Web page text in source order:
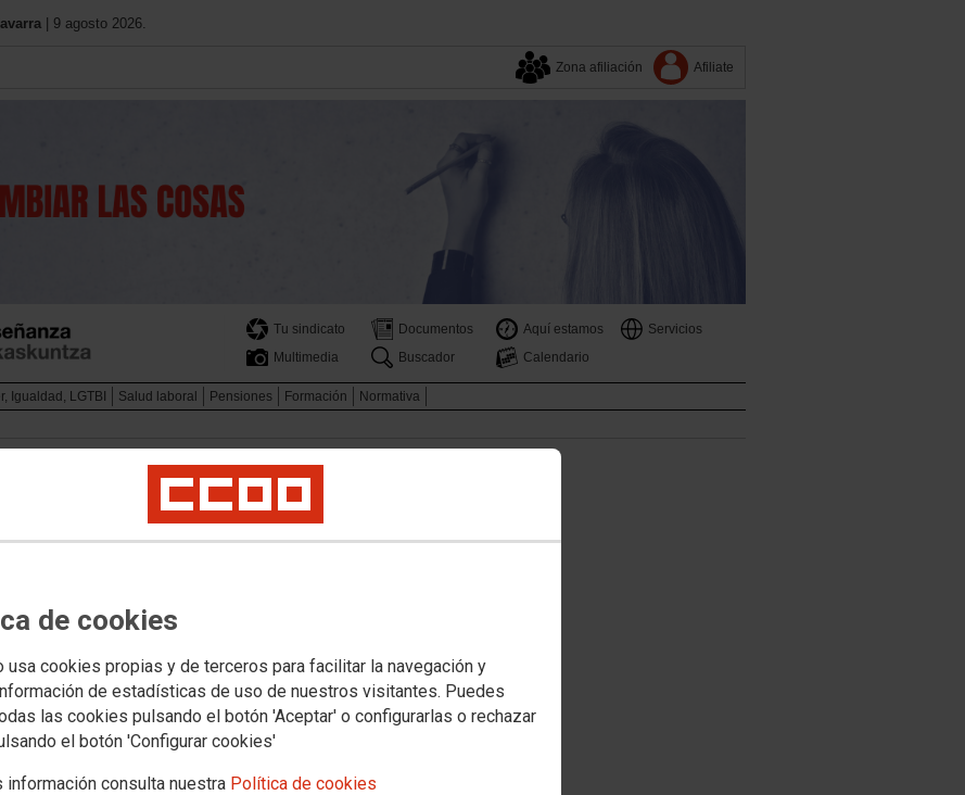
de cookies
usa cookies propias y de terceros para facilitar la navegación y
de estadísticas de uso de nuestros visitantes. Puedes
las cookies pulsando el botón 'Aceptar' o configurarlas o rechazar
el botón 'Configurar cookies'
información consulta nuestra Política de cookies
| 9 agosto 2026.
Zona afiliación Afiliate
Tu sindicato Documentos Aquí estamos
Servicios
Multimedia
Buscador Calendario
Igualdad, LGTBI Salud laboral Pensiones Formación
Normativa
24/02/2023